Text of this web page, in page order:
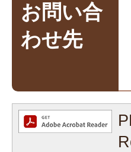
お問い合
わせ先